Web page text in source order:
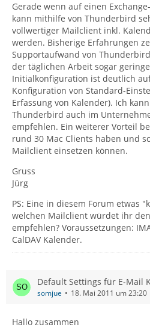
Gerade wenn auf einen
kann mithilfe von Thunderbird
vollwertiger Mailclient inkl.
werden. Bisherige Erfahrungen
Supportaufwand von
der täglichen Arbeit sogar
Initialkonfiguration ist deutlich
Konfiguration von Standard-
Erfassung von Kalender). Ich
Thunderbird auch im
empfehlen. Ein weiterer Vorteil
rund 30 Mac Clients haben und
Mailclient einsetzen können.
Gruss
Jürg
PS: Eine in diesem Forum etwas
welchen Mailclient würdet ihr
empfehlen? Voraussetzungen:
CalDAV Kalender.
Default Settings für E-Mail
somjue 18. Mai 2011 um 23:20
Hallo zusammen